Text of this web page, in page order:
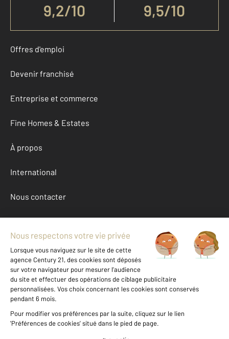
9,2/10 9,5/10
Offres d'emploi
Devenir franchisé
Entreprise et commerce
Fine Homes & Estates
À propos
International
Nous contacter
Mentions légales & CGU et Barèmes d'honoraires
Données personnelles
Gestionnaire des cookies
Achat appartement autour de NOZAY (44170)